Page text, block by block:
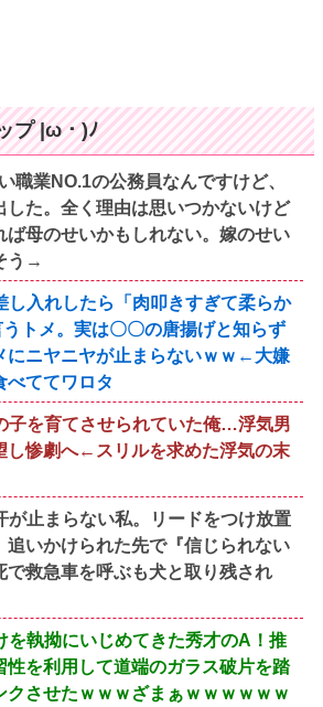
プ |ω・)ﾉ
職業NO.1の公務員なんですけど、
した。全く理由は思いつかないけど
ば母のせいかもしれない。嫁のせい
う→
し入れしたら「肉叩きすぎて柔らか
トメ。実は〇〇の唐揚げと知らず
にニヤニヤが止まらないｗｗ←大嫌
べててワロタ
子を育てさせられていた俺…浮気男
し惨劇へ←スリルを求めた浮気の末
が止まらない私。リードをつけ放置
追いかけられた先で『信じられない
救急車を呼ぶも犬と取り残され
を執拗にいじめてきた秀才のA！推
性を利用して道端のガラス破片を踏
クさせたｗｗｗざまぁｗｗｗｗｗｗ